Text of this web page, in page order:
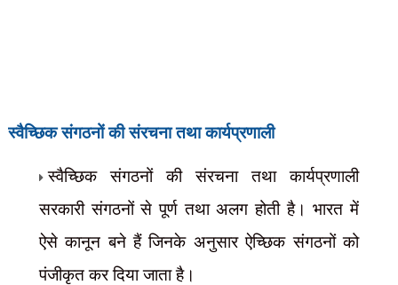
स्वैच्छिक संगठनों की संरचना तथा कार्यप्रणाली
स्वैच्छिक संगठनों की संरचना तथा कार्यप्रणाली
सरकारी संगठनों से पूर्ण तथा अलग होती है। भारत में
ऐसे कानून बने हैं जिनके अनुसार ऐच्छिक संगठनों को
पंजीकृत कर दिया जाता है।